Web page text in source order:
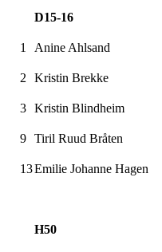
D15-16
1 Anine Ahlsand
2 Kristin Brekke
3 Kristin Blindheim
9 Tiril Ruud Bråten
13Emilie Johanne Hagen
H50